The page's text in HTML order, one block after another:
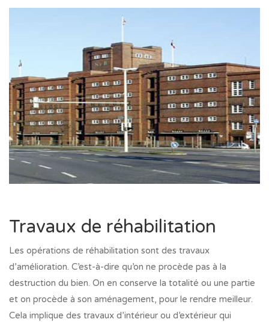
Travaux de réhabilitation
Les opérations de réhabilitation sont des travaux
d’amélioration. C’est-à-dire qu’on ne procède pas à la
destruction du bien. On en conserve la totalité ou une partie
et on procède à son aménagement, pour le rendre meilleur.
Cela implique des travaux d’intérieur ou d’extérieur qui